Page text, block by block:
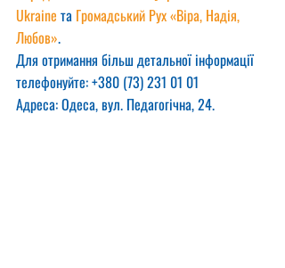
Ukraine та Громадський Рух «Віра, Надія,
Любов».
Для отримання більш детальної інформації
телефонуйте: +380 (73) 231 01 01
Адреса: Одеса, вул. Педагогічна, 24.